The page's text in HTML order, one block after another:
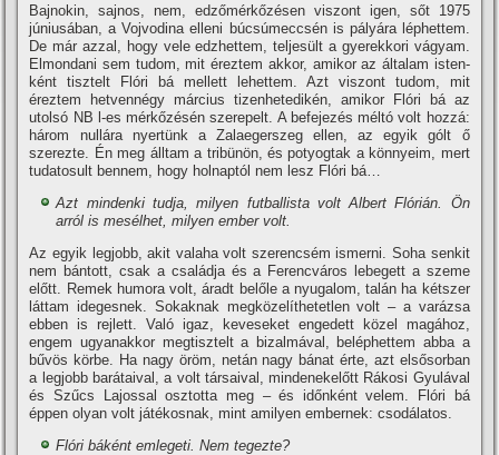
Bajnokin, sajnos, nem, edző­mérkőzésen viszont igen, sőt 1975
júniusában, a Vojvodina elleni búcsúmeccsén is pályá­ra léphettem.
De már azzal, hogy vele edzhettem, teljesült a gyerekkori vágyam.
Elmon­dani sem tudom, mit éreztem akkor, amikor az általam isten­
ként tisztelt Flóri bá mellett le­hettem. Azt viszont tudom, mit
éreztem hetvennégy március tizenhetedikén, amikor Flóri bá az
utolsó NB l-es mérkőzé­sén szerepelt. A befejezés mél­tó volt hozzá:
három nullára nyertünk a Zalaegerszeg ellen, az egyik gólt ő
szerezte. Én meg álltam a tribünön, és potyogtak a könnyeim, mert
tudatosult bennem, hogy holnaptól nem lesz Flóri bá…
Azt mindenki tudja, mi­lyen futballista volt Albert Flórián. Ön
arról is mesél­het, milyen ember volt.
Az egyik legjobb, akit vala­ha volt szerencsém ismerni. Soha senkit
nem bántott, csak a családja és a Ferencváros le­begett a szeme
előtt. Remek humora volt, áradt belőle a nyugalom, talán ha kétszer
láttam idegesnek. Sokaknak megközelí­thetetlen volt – a varázsa
ebben is rejlett. Való igaz, keveseket engedett közel magához,
engem ugyanakkor megtisztelt a bizalmával, be­léphettem abba a
bűvös kör­be. Ha nagy öröm, netán nagy bánat érte, azt elsősorban
a legjobb barátaival, a volt társaival, mindenekelőtt Rákosi Gyulával
és Szűcs Lajossal osztotta meg – és időnként ve­lem. Flóri bá
éppen olyan volt játékosnak, mint amilyen em­bernek: csodálatos.
Flóri báként emlegeti. Nem tegezte?